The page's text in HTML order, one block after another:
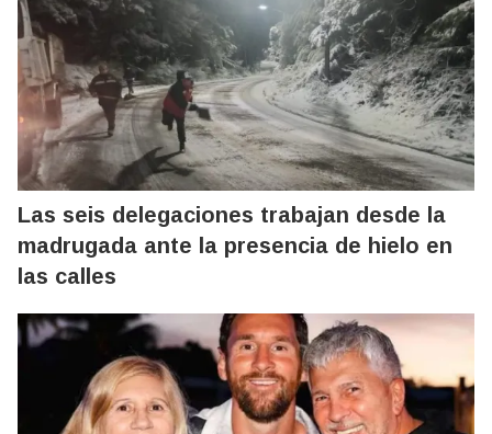
Las seis delegaciones trabajan desde la
madrugada ante la presencia de hielo en
las calles